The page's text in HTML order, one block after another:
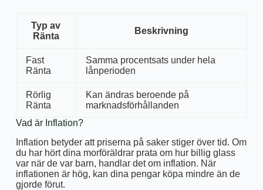
Typ av
Ränta
Beskrivning
Fast
Ränta
Samma procentsats under hela
lånperioden
Rörlig
Ränta
Kan ändras beroende på
marknadsförhållanden
Vad är Inflation?
Inflation betyder att priserna på saker stiger över tid. Om
du har hört dina morföräldrar prata om hur billig glass
var när de var barn, handlar det om inflation. När
inflationen är hög, kan dina pengar köpa mindre än de
gjorde förut.